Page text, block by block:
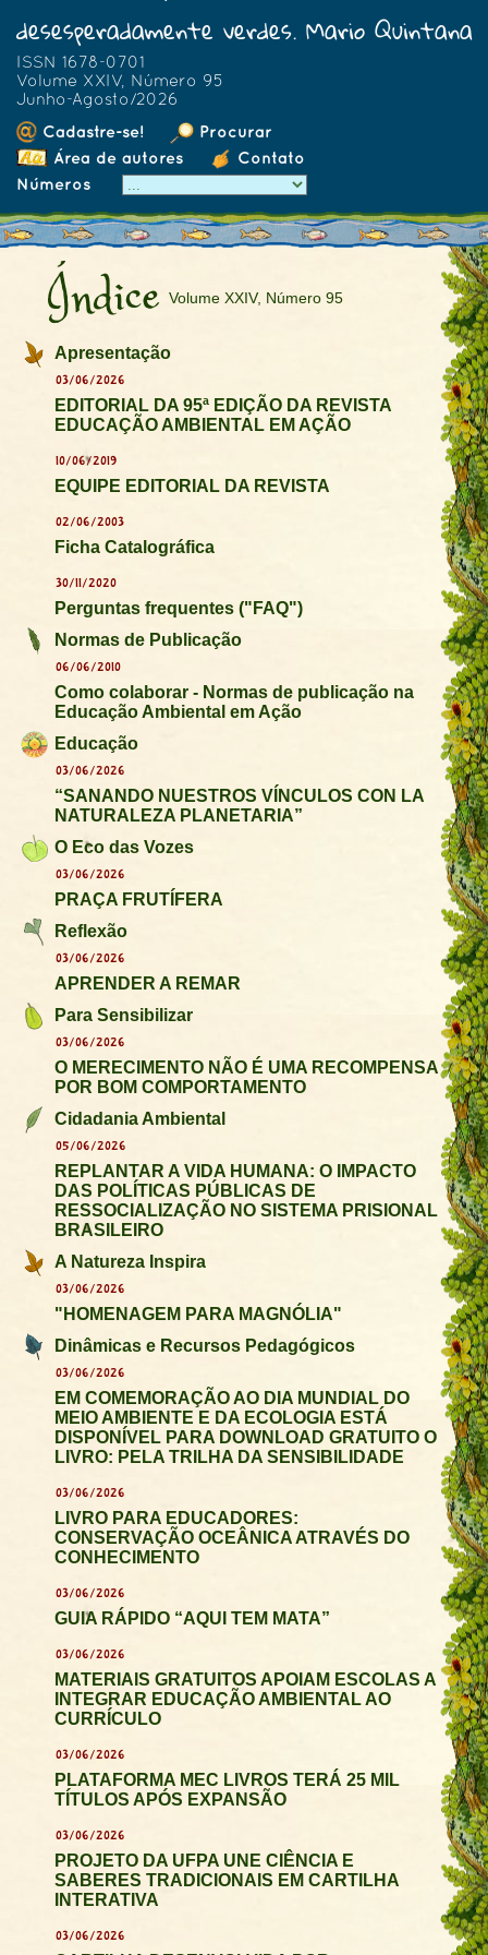
desesperadamente verdes. Mario Quintana
ISSN 1678-0701
Volume XXIV, Número 95
Junho-Agosto/2026
Cadastre-se!
Procurar
Área de autores
Contato
Números
Índice Volume XXIV, Número 95
Apresentação
03/06/2026
EDITORIAL DA 95ª EDIÇÃO DA REVISTA
EDUCAÇÃO AMBIENTAL EM AÇÃO
10/06/2019
EQUIPE EDITORIAL DA REVISTA
02/06/2003
Ficha Catalográfica
30/11/2020
Perguntas frequentes ("FAQ")
Normas de Publicação
06/06/2010
Como colaborar - Normas de publicação na
Educação Ambiental em Ação
Educação
03/06/2026
“SANANDO NUESTROS VÍNCULOS CON LA
NATURALEZA PLANETARIA”
O Eco das Vozes
03/06/2026
PRAÇA FRUTÍFERA
Reflexão
03/06/2026
APRENDER A REMAR
Para Sensibilizar
03/06/2026
O MERECIMENTO NÃO É UMA RECOMPENSA
POR BOM COMPORTAMENTO
Cidadania Ambiental
05/06/2026
REPLANTAR A VIDA HUMANA: O IMPACTO
DAS POLÍTICAS PÚBLICAS DE
RESSOCIALIZAÇÃO NO SISTEMA PRISIONAL
BRASILEIRO
A Natureza Inspira
03/06/2026
"HOMENAGEM PARA MAGNÓLIA"
Dinâmicas e Recursos Pedagógicos
03/06/2026
EM COMEMORAÇÃO AO DIA MUNDIAL DO
MEIO AMBIENTE E DA ECOLOGIA ESTÁ
DISPONÍVEL PARA DOWNLOAD GRATUITO O
LIVRO: PELA TRILHA DA SENSIBILIDADE
03/06/2026
LIVRO PARA EDUCADORES:
CONSERVAÇÃO OCEÂNICA ATRAVÉS DO
CONHECIMENTO
03/06/2026
GUIA RÁPIDO “AQUI TEM MATA”
03/06/2026
MATERIAIS GRATUITOS APOIAM ESCOLAS A
INTEGRAR EDUCAÇÃO AMBIENTAL AO
CURRÍCULO
03/06/2026
PLATAFORMA MEC LIVROS TERÁ 25 MIL
TÍTULOS APÓS EXPANSÃO
03/06/2026
PROJETO DA UFPA UNE CIÊNCIA E
SABERES TRADICIONAIS EM CARTILHA
INTERATIVA
03/06/2026